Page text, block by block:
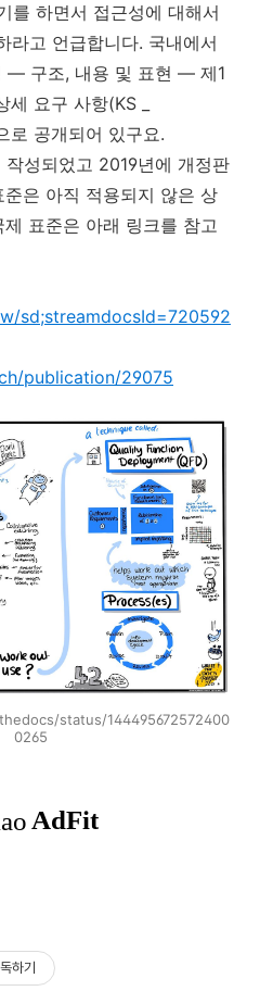
를 하면서 접근성에 대해서
라고 언급합니다. 국내에서
― 구조, 내용 및 표현 ― 제1
요구 사항(KS _
로 공개되어 있구요.
성되었고 2019년에 개정판
은 아직 적용되지 않은 상
표준은 아래 링크를 참고
sd;streamdocsId=720592
publication/29075
status/144495672572400
0265
하기